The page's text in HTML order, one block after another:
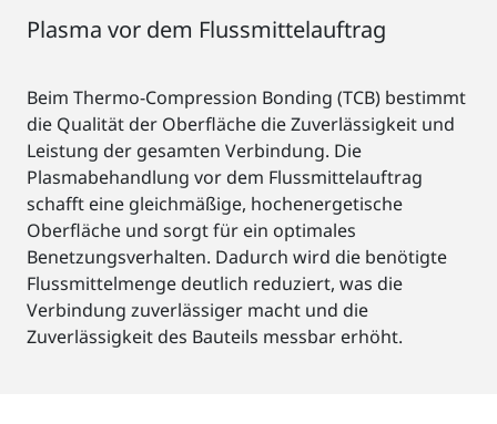
Plasma vor dem Flussmittelauftrag
Beim Thermo-Compression Bonding (TCB) bestimmt
die Qualität der Oberfläche die Zuverlässigkeit und
Leistung der gesamten Verbindung. Die
Plasmabehandlung vor dem Flussmittelauftrag
schafft eine gleichmäßige, hochenergetische
Oberfläche und sorgt für ein optimales
Benetzungsverhalten. Dadurch wird die benötigte
Flussmittelmenge deutlich reduziert, was die
Verbindung zuverlässiger macht und die
Zuverlässigkeit des Bauteils messbar erhöht.